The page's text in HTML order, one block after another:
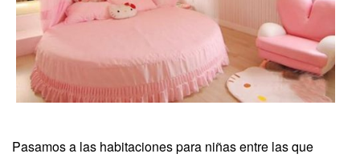
Pasamos a las habitaciones para niñas entre las que